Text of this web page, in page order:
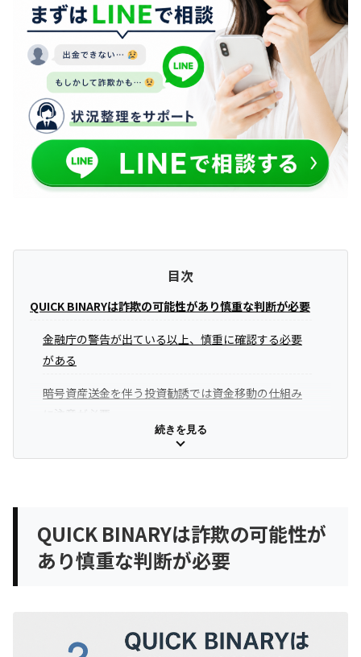
目次
QUICK BINARYは詐欺の可能性があり慎重な判断が必要
金融庁の警告が出ている以上、慎重に確認する必要
がある
暗号資産送金を伴う投資勧誘では資金移動の仕組み
少しでも違和感がある場合は早めの確認が重要
QUICK BINARYの基本情報・Whois情報
サイト上から運営会社の詳細を確認しにくい
公開情報だけでは運営実態を判断しにくい部分があ
続きを見る
QUICK BINARYは詐欺の可能性が
あり慎重な判断が必要